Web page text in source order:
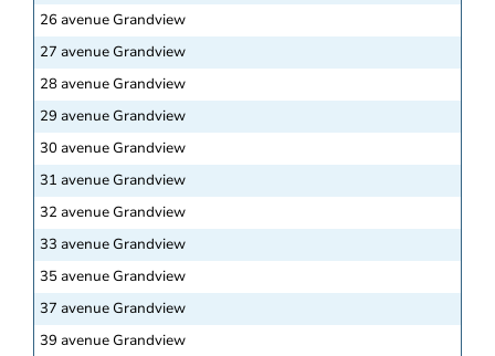
26 avenue Grandview
27 avenue Grandview
28 avenue Grandview
29 avenue Grandview
30 avenue Grandview
31 avenue Grandview
32 avenue Grandview
33 avenue Grandview
35 avenue Grandview
37 avenue Grandview
39 avenue Grandview